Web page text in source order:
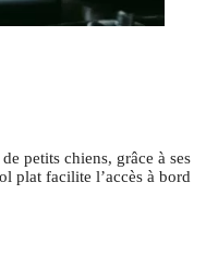
petits chiens, grâce à ses
plat facilite l’accès à bord